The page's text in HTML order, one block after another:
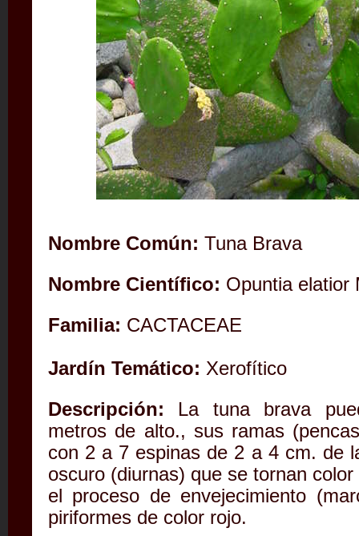
Nombre Común: Tuna Brava
Nombre Científico: Opuntia elatior
Familia: CACTACEAE
Jardín Temático: Xerofítico
Descripción: La tuna brava
metros de alto., sus ramas
con 2 a 7 espinas de 2 a 4 cm. de
oscuro (diurnas) que se tornan
el proceso de envejecimiento
piriformes de color rojo.